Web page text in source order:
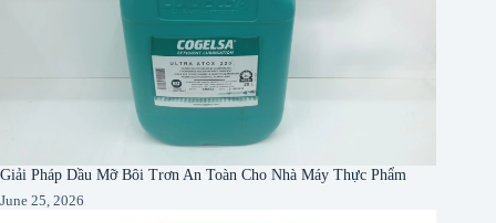
Giải Pháp Dầu Mỡ Bôi Trơn An Toàn Cho Nhà Máy Thực Phẩm
June 25, 2026